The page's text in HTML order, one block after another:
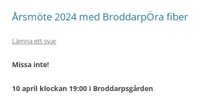
Årsmöte 2024 med BroddarpÖra fiber
Lämna ett svar
Missa inte!
10 april klockan 19:00 i Broddarpsgården